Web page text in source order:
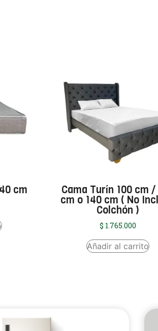
cm Cama Turín 100 cm /
cm o 140 cm ( No
Colchón )
$ 1.765.000
Añadir al carrito